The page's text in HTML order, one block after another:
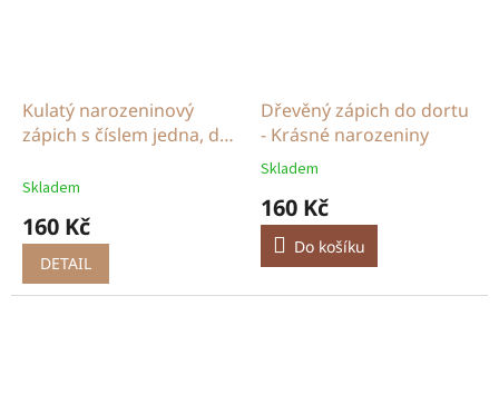
Kulatý narozeninový
zápich s číslem jedna, dva
Skladem
160 Kč
DETAIL
Dřevěný zápich do dortu
- Krásné narozeniny
Průměrné
hodnocení
produktu
5,0
5
Skladem
160 Kč
Do košíku